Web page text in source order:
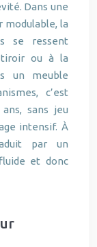
Dans une
modulable, la
se ressent
tiroir ou à la
un meuble
c’est
sans jeu
intensif. À
par un
et donc